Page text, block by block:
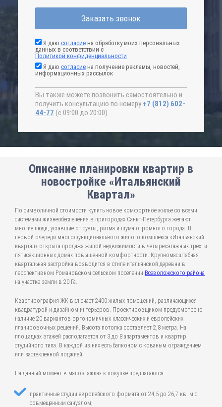
Заказать звонок
Я даю согласиена обработку моих персональных
данных в соответствии с
Политикой конфиденциальности
Я даю согласиена получение рекламы, новостей,
информационных рассылок
Вы также можете позвонить самостоятельно и
получить консультацию по номеру +7 (812) 602-
44-77 (с 09:00 до 20:00)
Описание планировки квартир в
новостройке «Итальянский
Квартал»
По символичной стоимости купить новое комфортное жилье со всеми
системами жизнеобеспечения в пригородах Санкт-Петербурга желают
многие люди, уставшие от суеты, ритма и шума огромного города. В
первой очереди многофункционального жилого комплекса «Итальянский
квартал» открыта продажа жилой недвижимости в четырехэтажных трех- и
пятисекционных домах повышенной комфортности. Крупномасштабная
квартальная застройка возводится в стиле итальянской деревни в
перспективном Романовском сельском поселении Всеволожского района
на участке земли в 20 Га.
Квартирография ЖК включает 2400 жилых помещений, различающихся
квадратурой и дизайном интерьеров. Проектировщиком предусмотрено
наличие 20 вариантов эргономичных классических и европейских
планировочных решений. Высота потолка составляет 2,8 метра. На
площадках этажей располагается от 3 до 8 апартаментов и квартир
студийного типа. В каждой из них есть балконом с кованым ограждением
или застекленной лоджией.
На данный момент в малоэтажках к покупке предлагаются:
практичные студии европейского формата от 24,5 до 26,7 кв. м с
совмещенным санузлом;